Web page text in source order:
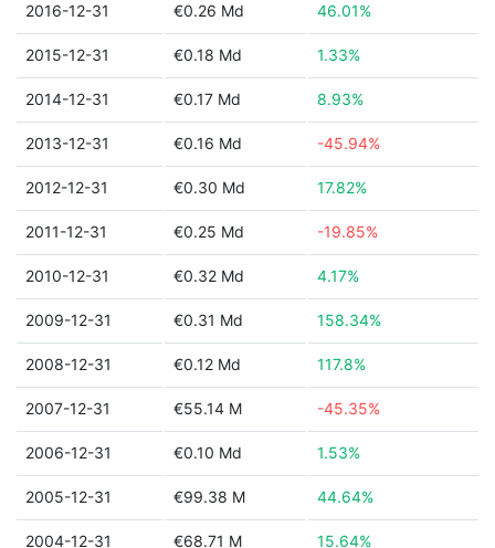
2016-12-31 €0.26 Md 46.01%
2015-12-31 €0.18 Md 1.33%
2014-12-31 €0.17 Md 8.93%
2013-12-31 €0.16 Md -45.94%
2012-12-31 €0.30 Md 17.82%
2011-12-31 €0.25 Md -19.85%
2010-12-31 €0.32 Md 4.17%
2009-12-31 €0.31 Md 158.34%
2008-12-31 €0.12 Md 117.8%
2007-12-31 €55.14 M -45.35%
2006-12-31 €0.10 Md 1.53%
2005-12-31 €99.38 M 44.64%
2004-12-31 €68.71 M 15.64%